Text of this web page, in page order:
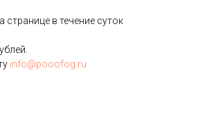
в течение суток
info@pooofog.ru